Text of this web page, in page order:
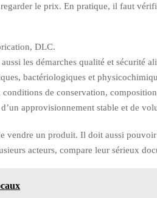
le prix. En pratique, il faut
DLC.
les démarches qualité et sécurité
bactériologiques et
de conservation,
approvisionnement stable et de
vendre un produit. Il doit aussi
acteurs, compare leur sérieux